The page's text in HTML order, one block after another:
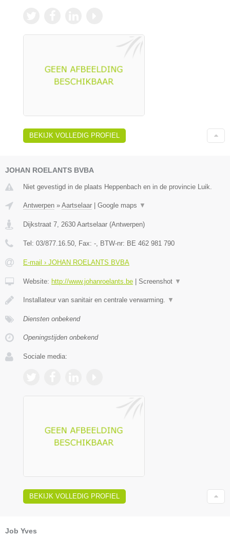
BEKIJK VOLLEDIG PROFIEL
JOHAN ROELANTS BVBA
Niet gevestigd in de plaats Heppenbach en in de provincie Luik.
Antwerpen » Aartselaar Google maps ▼
Dijkstraat 7 2630 Aartselaar (Antwerpen)
Tel: 03/877.16.50 , Fax: - , BTW-nr: BE 462 981 790
E-mail › JOHAN ROELANTS BVBA
Website: http://www.johanroelants.be Screenshot ▼
Installateur van sanitair en centrale verwarming. ▼
Diensten onbekend
Openingstijden onbekend
Sociale media:
BEKIJK VOLLEDIG PROFIEL
Job Yves